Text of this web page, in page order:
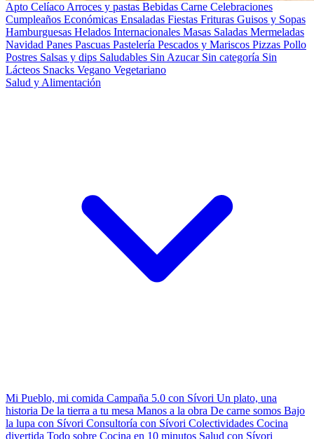
Apto Celíaco Arroces y pastas Bebidas Carne Celebraciones
Cumpleaños Económicas Ensaladas Fiestas Frituras Guisos y Sopas
Hamburguesas Helados Internacionales Masas Saladas Mermeladas
Navidad Panes Pascuas Pastelería Pescados y Mariscos Pizzas Pollo
Postres Salsas y dips Saludables Sin Azucar Sin categoría Sin
Lácteos Snacks Vegano Vegetariano
Salud y Alimentación
Mi Pueblo, mi comida Campaña 5.0 con Sívori Un plato, una
historia De la tierra a tu mesa Manos a la obra De carne somos Bajo
la lupa con Sívori Consultoría con Sívori Colectividades Cocina
divertida Todo sobre Cocina en 10 minutos Salud con Sívori